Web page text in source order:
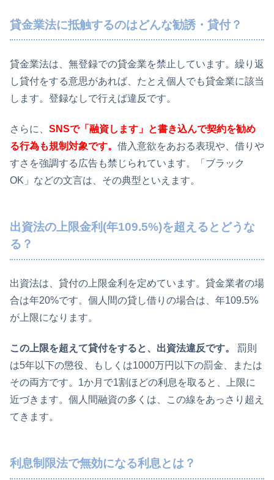
貸金業法に抵触するのはどんな勧誘・貸付？
貸金業法は、無登録での貸金業を禁止しています。繰り返
し貸付をする意思があれば、たとえ個人でも貸金業に該当
します。登録なしで行えば違反です。
さらに、 SNSで「融資します」と書き込んで契約を勧め
る行為も規制対象です。 借入意欲をあおる表現や、借りや
すさを強調する広告も禁じられています。「ブラック
OK」などの文言は、その典型といえます。
出資法の上限金利(年109.5%)を超えるとどうな
る？
出資法は、貸付の上限金利を定めています。貸金業者の場
合は年20%です。個人間の貸し借りの場合は、年109.5%
が上限になります。
この上限を超えて貸付をすると、出資法違反です。
罰則
は5年以下の懲役、もしくは1000万円以下の罰金、または
その両方です。1か月で1割ほどの利息を取ると、上限に
近づきます。個人間融資の多くは、この線をあっさり超え
てきます。
利息制限法で無効になる利息とは？